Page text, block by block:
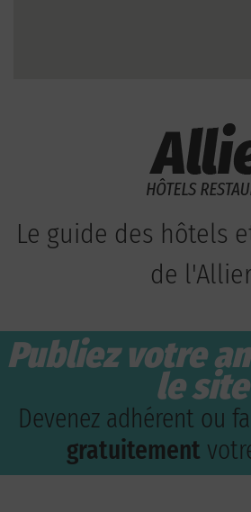
Le guide des hôtels
de
Publiez votre
le site
Devenez adhérent ou
gratuitement